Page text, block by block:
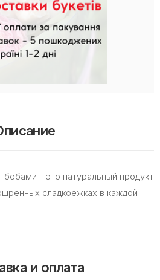
– это натуральный продукт
сладкоежках в каждой
и оплата